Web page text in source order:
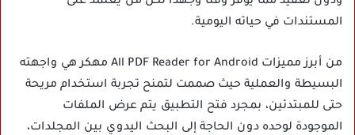
المستندات في حياته اليومية.
من أبرز مميزات All PDF Reader for Android مهكر هي واجهته
البسيطة والعملية حيث صممت لتمنح تجربة استخدام مريحة
حتى للمبتدئين، بمجرد فتح التطبيق يتم عرض الملفات
الموجودة لوحده دون الحاجة إلى البحث اليدوي بين المجلدات،